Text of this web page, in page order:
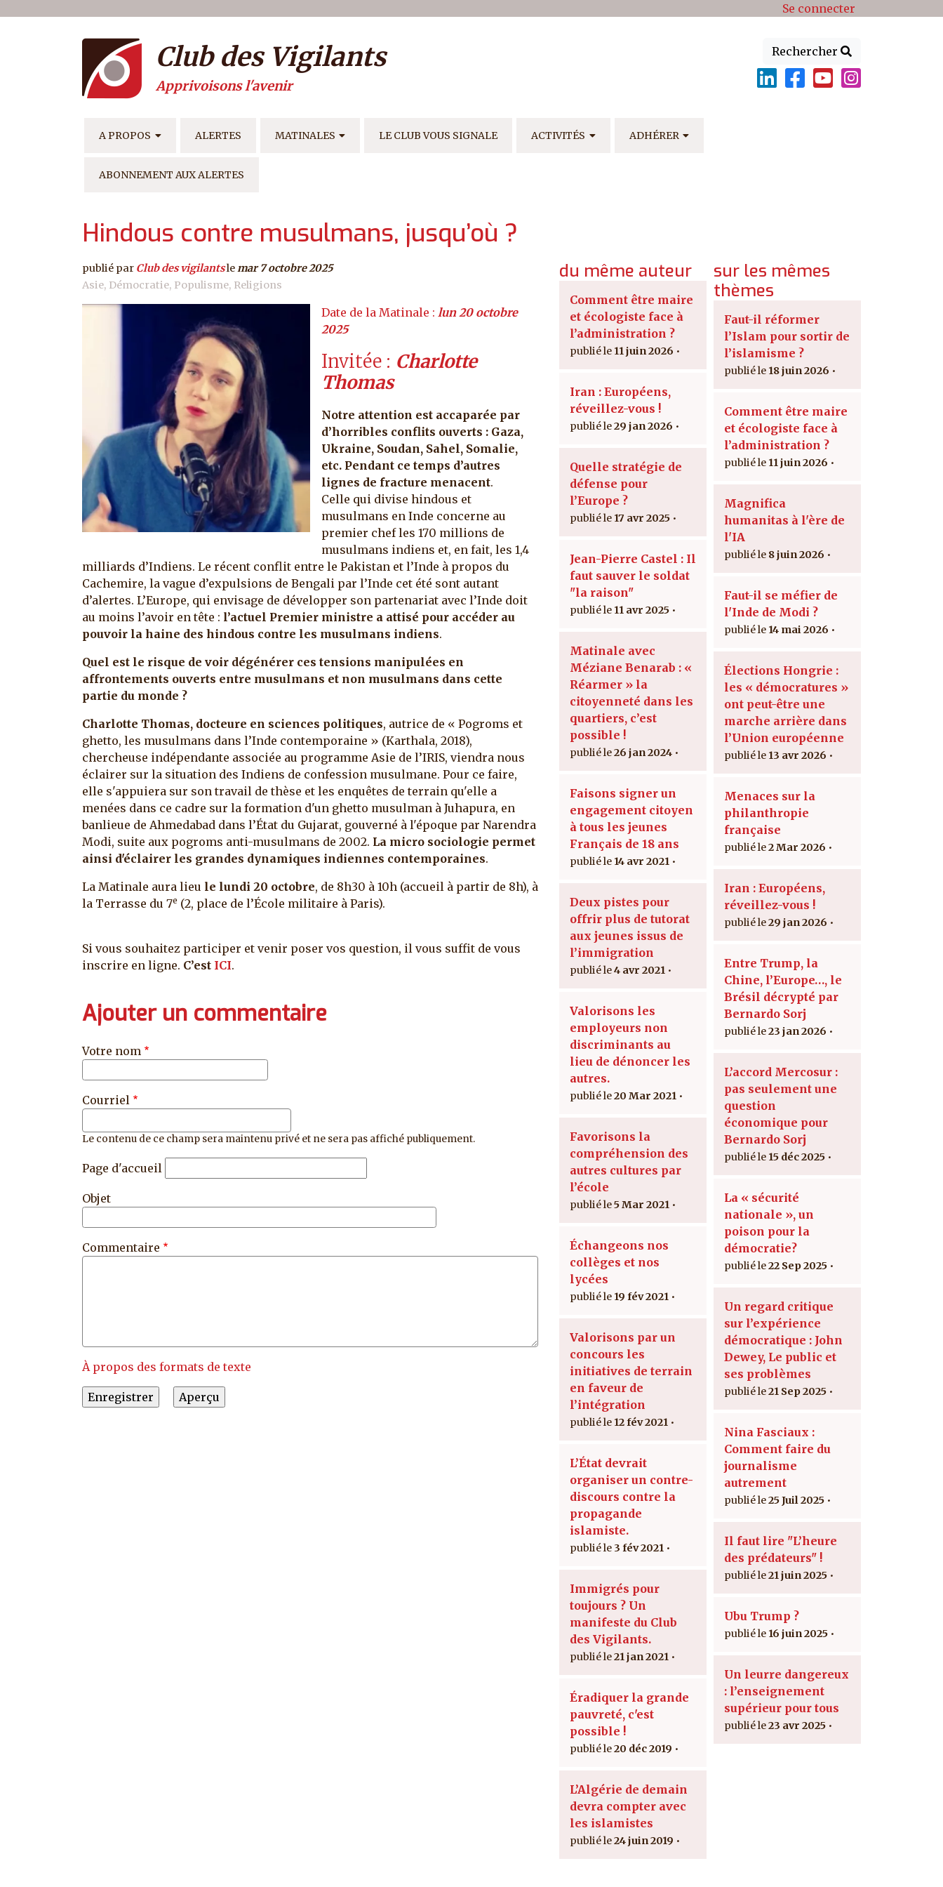
Menu du compte de l'utilisateur Se connecter
Rechercher
Club des Vigilants
Apprivoisons l'avenir
NAVIGATION PRINCIPALE
A PROPOS ALERTES MATINALES LE CLUB VOUS SIGNALE ACTIVITÉS ADHÉRER
ABONNEMENT AUX ALERTES
Hindous contre musulmans, jusqu’où ?
publié par Club des vigilantsle mar 7 octobre 2025
Asie Démocratie Populisme Religions
lun 20 octobre
2025
Invitée
Charlotte
Thomas
Notre attention est accaparée par
d’horribles conflits ouverts : Gaza,
Ukraine, Soudan, Sahel, Somalie,
etc. Pendant ce temps d’autres
lignes de fracture menacent.
Celle qui divise hindous et
musulmans en Inde concerne au
premier chef les 170 millions de
musulmans indiens et, en fait, les 1,4
milliards d’Indiens. Le récent conflit entre le Pakistan et l’Inde à propos du
Cachemire, la vague d’expulsions de Bengali par l’Inde cet été sont autant
d’alertes. L’Europe, qui envisage de développer son partenariat avec l’Inde doit
au moins l’avoir en tête : l’actuel Premier ministre a attisé pour accéder au
pouvoir la haine des hindous contre les musulmans indiens.
Quel est le risque de voir dégénérer ces tensions manipulées en
affrontements ouverts entre musulmans et non musulmans dans cette
partie du monde ?
Charlotte Thomas, docteure en sciences politiques, autrice de « Pogroms et
ghetto, les musulmans dans l’Inde contemporaine » (Karthala, 2018),
chercheuse indépendante associée au programme Asie de l’IRIS, viendra nous
éclairer sur la situation des Indiens de confession musulmane. Pour ce faire,
elle s'appuiera sur son travail de thèse et les enquêtes de terrain qu'elle a
menées dans ce cadre sur la formation d'un ghetto musulman à Juhapura, en
banlieue de Ahmedabad dans l’État du Gujarat, gouverné à l'époque par Narendra
Modi, suite aux pogroms anti-musulmans de 2002. La micro sociologie permet
ainsi d'éclairer les grandes dynamiques indiennes contemporaines.
La Matinale aura lieu le lundi 20 octobre, de 8h30 à 10h (accueil à partir de 8h), à
la Terrasse du 7e (2, place de l’École militaire à Paris).
Si vous souhaitez participer et venir poser vos question, il vous suffit de vous
inscrire en ligne. C’est ICI.
Ajouter un commentaire
Votre nom
Courriel
Le contenu de ce champ sera maintenu privé et ne sera pas affiché publiquement.
Page d'accueil
Objet
Commentaire
À propos des formats de texte
du même auteur
Comment être maire
et écologiste face à
l’administration ?
11 juin 2026
Iran : Européens,
réveillez-vous !
29 jan 2026
Quelle stratégie de
défense pour
l’Europe ?
17 avr 2025
Jean-Pierre Castel : Il
faut sauver le soldat
"la raison"
11 avr 2025
Matinale avec
Méziane Benarab : «
Réarmer » la
citoyenneté dans les
quartiers, c’est
possible !
26 jan 2024
Faisons signer un
engagement citoyen
à tous les jeunes
Français de 18 ans
14 avr 2021
Deux pistes pour
offrir plus de tutorat
aux jeunes issus de
l’immigration
4 avr 2021
Valorisons les
employeurs non
discriminants au
lieu de dénoncer les
autres.
20 Mar 2021
Favorisons la
compréhension des
autres cultures par
l’école
5 Mar 2021
Échangeons nos
collèges et nos
lycées
19 fév 2021
Valorisons par un
concours les
initiatives de terrain
en faveur de
l’intégration
12 fév 2021
L’État devrait
organiser un contre-
discours contre la
propagande
islamiste.
3 fév 2021
Immigrés pour
toujours ? Un
manifeste du Club
des Vigilants.
21 jan 2021
Éradiquer la grande
pauvreté, c'est
possible !
20 déc 2019
L’Algérie de demain
devra compter avec
les islamistes
24 juin 2019
sur les mêmes
thèmes
Faut-il réformer
l’Islam pour sortir de
l’islamisme ?
18 juin 2026
Comment être maire
et écologiste face à
l’administration ?
11 juin 2026
Magnifica
humanitas à l'ère de
l'IA
8 juin 2026
Faut-il se méfier de
l'Inde de Modi ?
14 mai 2026
Élections Hongrie :
les « démocratures »
ont peut-être une
marche arrière dans
l’Union européenne
13 avr 2026
Menaces sur la
philanthropie
française
2 Mar 2026
Iran : Européens,
réveillez-vous !
29 jan 2026
Entre Trump, la
Chine, l’Europe…, le
Brésil décrypté par
Bernardo Sorj
23 jan 2026
L’accord Mercosur :
pas seulement une
question
économique pour
Bernardo Sorj
15 déc 2025
La « sécurité
nationale », un
poison pour la
démocratie?
22 Sep 2025
Un regard critique
sur l’expérience
démocratique : John
Dewey, Le public et
ses problèmes
21 Sep 2025
Nina Fasciaux :
Comment faire du
journalisme
autrement
25 Juil 2025
Il faut lire "L’heure
des prédateurs" !
21 juin 2025
Ubu Trump ?
16 juin 2025
Un leurre dangereux
: l’enseignement
supérieur pour tous
23 avr 2025